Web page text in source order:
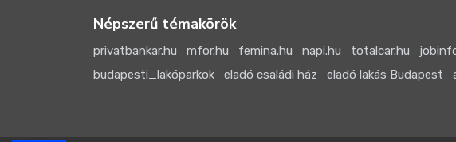
Népszerű témakörök
privatbankar.hu mfor.hu femina.hu napi.hu totalcar.hu
budapesti_lakóparkok
eladó családi ház eladó lakás Budapest